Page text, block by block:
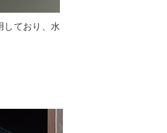
しており、水